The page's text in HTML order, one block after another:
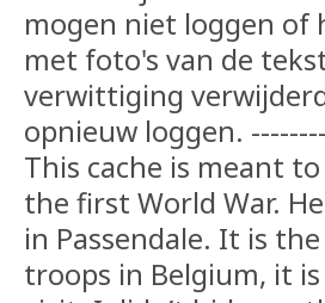
mogen niet loggen of
met foto's van de
verwittiging
opnieuw loggen.
This cache is meant
the first World War.
in Passendale. It is
troops in Belgium, it